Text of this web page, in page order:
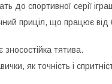
до спортивної серії
приціл, що працює
зносостійка тятива.
як точність і